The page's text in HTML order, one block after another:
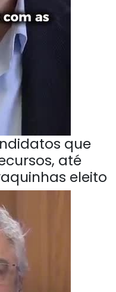
que
até
eleito